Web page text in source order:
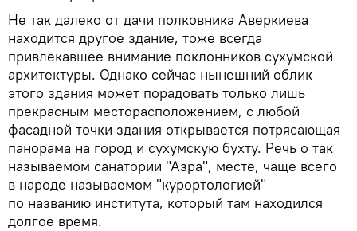
Не так далеко от дачи полковника Аверкиева
находится другое здание, тоже всегда
привлекавшее внимание поклонников сухумской
архитектуры. Однако сейчас нынешний облик
этого здания может порадовать только лишь
прекрасным месторасположением, с любой
фасадной точки здания открывается потрясающая
панорама на город и сухумскую бухту. Речь о так
называемом санатории "Азра", месте, чаще всего
в народе называемом "курортологией"
по названию института, который там находился
долгое время.